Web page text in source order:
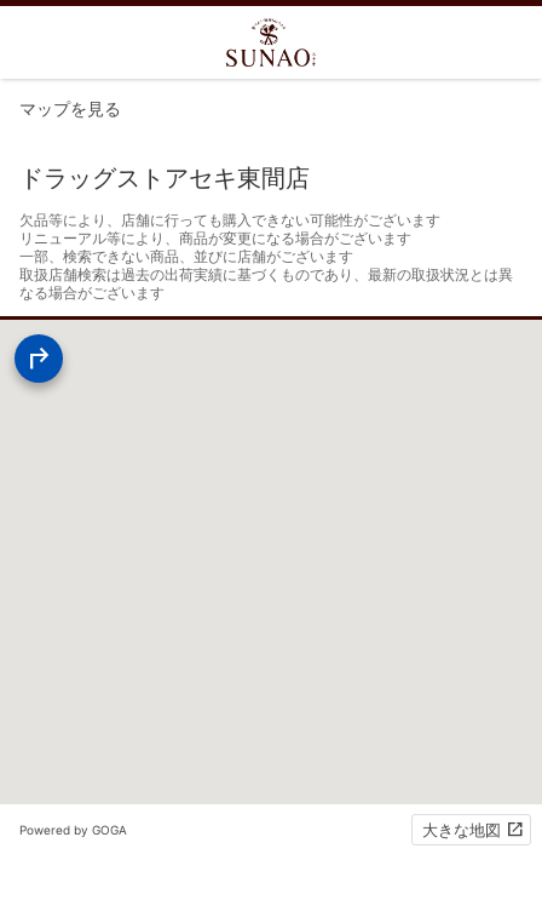
マップを見る
ドラッグストアセキ東間店
欠品等により、店舗に行っても購入できない可能性がございます
リニューアル等により、商品が変更になる場合がございます
一部、検索できない商品、並びに店舗がございます
取扱店舗検索は過去の出荷実績に基づくものであり、最新の取扱状況とは異
なる場合がございます
Powered by GOGA 大きな地図